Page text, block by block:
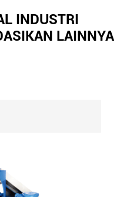
INDUSTRI
LAINNYA